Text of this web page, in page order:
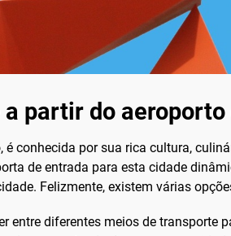
partir do
conhecida por sua rica cultura,
de entrada para esta cidade
Felizmente, existem várias
entre diferentes meios de transporte